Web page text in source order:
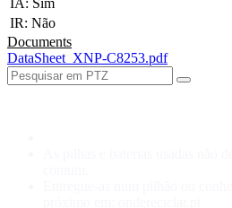
IA: Sim
IR: Não
Documents
DataSheet_XNP-C8253.pdf